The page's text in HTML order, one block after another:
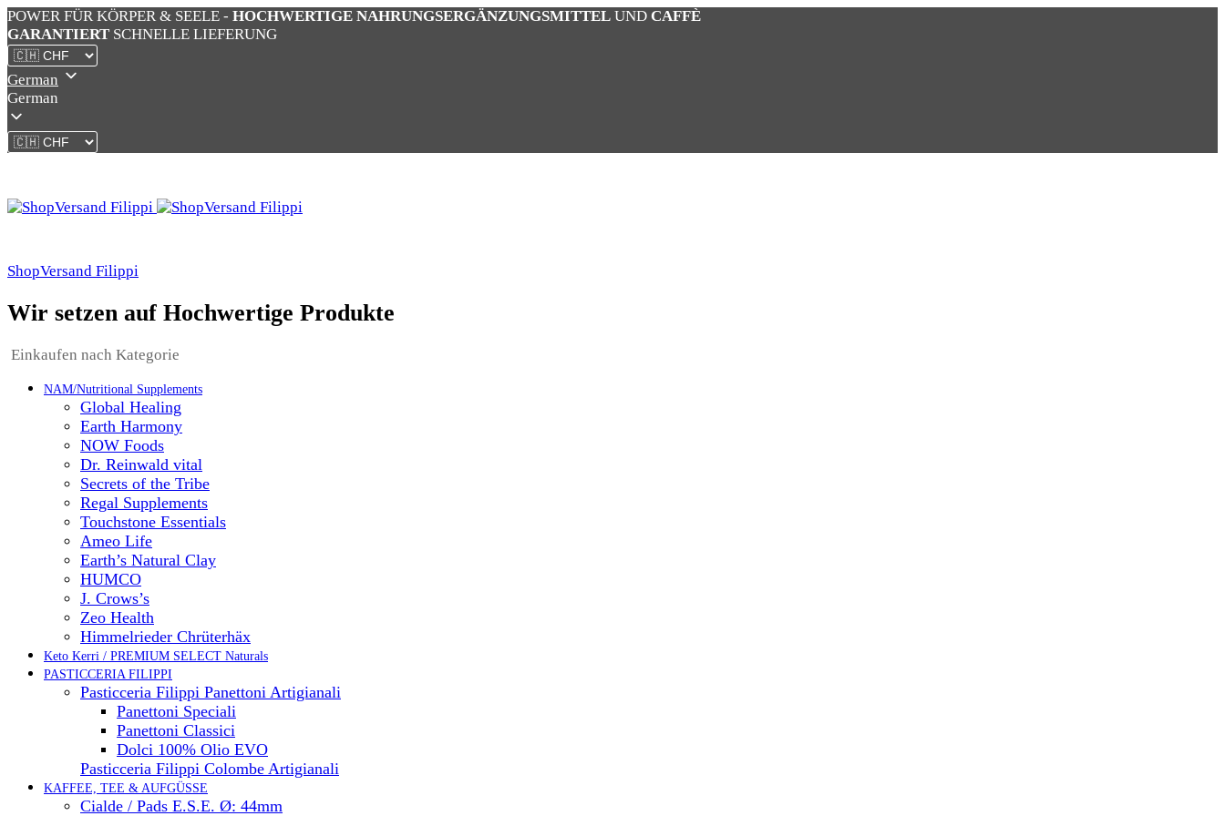
POWER FÜR KÖRPER & SEELE - HOCHWERTIGE NAHRUNGSERGÄNZUNGSMITTEL UND CAFFÈ
GARANTIERT SCHNELLE LIEFERUNG
German
German
ShopVersand Filippi
Wir setzen auf Hochwertige Produkte
Einkaufen nach Kategorie
NAM/Nutritional Supplements
Global Healing
Earth Harmony
NOW Foods
Dr. Reinwald vital
Secrets of the Tribe
Regal Supplements
Touchstone Essentials
Ameo Life
Earth’s Natural Clay
HUMCO
J. Crows’s
Zeo Health
Himmelrieder Chrüterhäx
Keto Kerri / PREMIUM SELECT Naturals
PASTICCERIA FILIPPI
Pasticceria Filippi Panettoni Artigianali
Panettoni Speciali
Panettoni Classici
Dolci 100% Olio EVO
Pasticceria Filippi Colombe Artigianali
KAFFEE, TEE & AUFGÜSSE
Cialde / Pads E.S.E. Ø: 44mm